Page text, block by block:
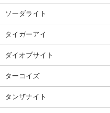
ソーダライト
タイガーアイ
ダイオプサイト
ターコイズ
タンザナイト